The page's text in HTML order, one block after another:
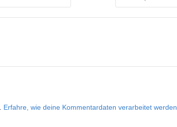
Erfahre, wie deine Kommentardaten verarbeitet werden.